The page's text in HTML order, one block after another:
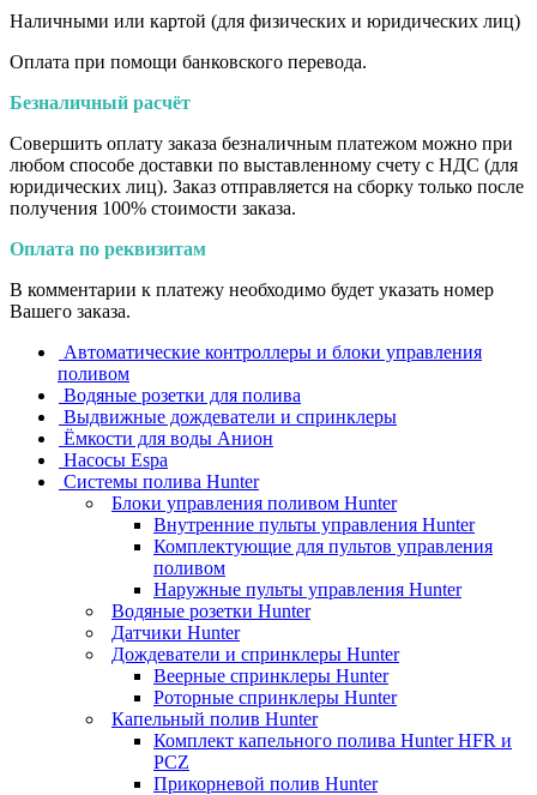
Наличными или картой (для физических и юридических лиц)
Оплата при помощи банковского перевода.
Безналичный расчёт
Совершить оплату заказа безналичным платежом можно при
любом способе доставки по выставленному счету с НДС (для
юридических лиц). Заказ отправляется на сборку только после
получения 100% стоимости заказа.
Оплата по реквизитам
В комментарии к платежу необходимо будет указать номер
Вашего заказа.
Автоматические контроллеры и блоки управления
поливом
Водяные розетки для полива
Выдвижные дождеватели и спринклеры
Ёмкости для воды Анион
Насосы Espa
Системы полива Hunter
Блоки управления поливом Hunter
Внутренние пульты управления Hunter
Комплектующие для пультов управления
поливом
Наружные пульты управления Hunter
Водяные розетки Hunter
Датчики Hunter
Дождеватели и спринклеры Hunter
Веерные спринклеры Hunter
Роторные спринклеры Hunter
Капельный полив Hunter
Комплект капельного полива Hunter HFR и
PCZ
Прикорневой полив Hunter